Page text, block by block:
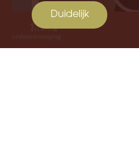
Duidelijk